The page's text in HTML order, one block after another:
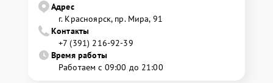
Адрес
г. Красноярск, ​пр. Мира, 91
Контакты
+7 (391) 216-92-39
Время работы
Работаем с 09:00 до 21:00